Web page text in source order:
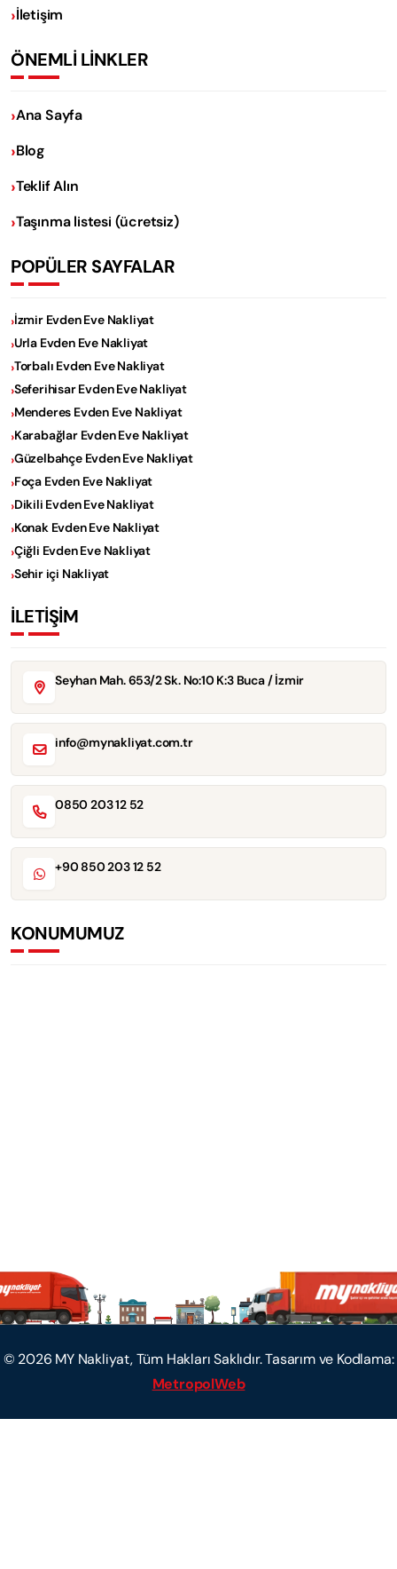
İletişim
ÖNEMLİ LİNKLER
Ana Sayfa
Blog
Teklif Alın
Taşınma listesi (ücretsiz)
POPÜLER SAYFALAR
İzmir Evden Eve Nakliyat
Urla Evden Eve Nakliyat
Torbalı Evden Eve Nakliyat
Seferihisar Evden Eve Nakliyat
Menderes Evden Eve Nakliyat
Karabağlar Evden Eve Nakliyat
Güzelbahçe Evden Eve Nakliyat
Foça Evden Eve Nakliyat
Dikili Evden Eve Nakliyat
Konak Evden Eve Nakliyat
Çiğli Evden Eve Nakliyat
Sehir içi Nakliyat
İLETİŞİM
Seyhan Mah. 653/2 Sk. No:10 K:3 Buca / İzmir
info@mynakliyat.com.tr
0850 203 12 52
+90 850 203 12 52
KONUMUMUZ
© 2026 MY Nakliyat, Tüm Hakları Saklıdır. Tasarım ve Kodlama:
MetropolWeb